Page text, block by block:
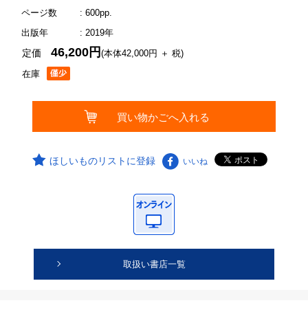
ページ数
: 600pp.
出版年
: 2019年
在庫
定価46,200円(本体42,000円 ＋ 税)
ほしいものリストに登録 いいね
取扱い書店一覧